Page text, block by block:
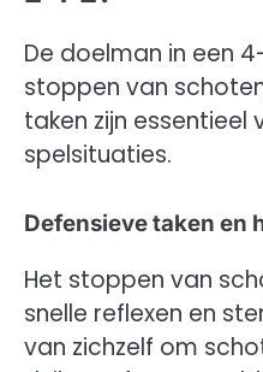
De doelman in een
stoppen van
taken zijn
spelsituaties.
Defensieve taken en
Het stoppen van
snelle reflexen en
van zichzelf om